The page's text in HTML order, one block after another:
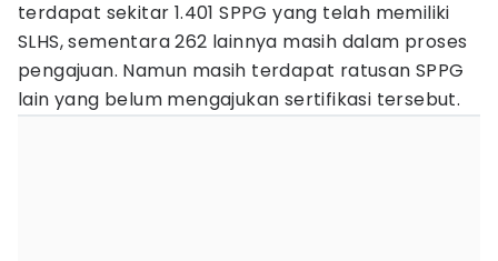
terdapat sekitar 1.401 SPPG yang telah memiliki
SLHS, sementara 262 lainnya masih dalam proses
pengajuan. Namun masih terdapat ratusan SPPG
lain yang belum mengajukan sertifikasi tersebut.